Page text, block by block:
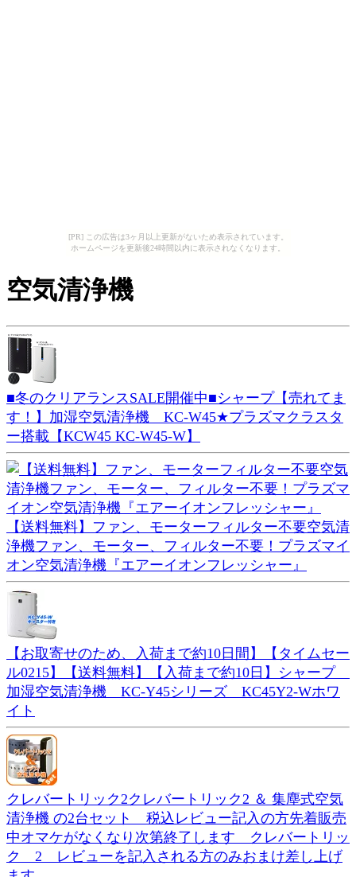
[PR] この広告は3ヶ月以上更新がないため表示されています。
ホームページを更新後24時間以内に表示されなくなります。
空気清浄機
■冬のクリアランスSALE開催中■シャープ【売れてま
す！】加湿空気清浄機 KC-W45★プラズマクラスタ
ー搭載【KCW45 KC-W45-W】
【送料無料】ファン、モーターフィルター不要空気清
浄機ファン、モーター、フィルター不要！プラズマイ
オン空気清浄機『エアーイオンフレッシャー』
【お取寄せのため、入荷まで約10日間】【タイムセー
ル0215】【送料無料】【入荷まで約10日】シャープ
加湿空気清浄機 KC-Y45シリーズ KC45Y2-Wホワ
イト
クレバートリック2クレバートリック2 ＆ 集塵式空気
清浄機 の2台セット 税込レビュー記入の方先着販売
中オマケがなくなり次第終了します クレバートリッ
ク 2 レビューを記入される方のみおまけ差し上げ